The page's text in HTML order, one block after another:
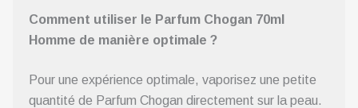
Comment utiliser le Parfum Chogan 70ml
Homme de manière optimale ?
Pour une expérience optimale, vaporisez une petite
quantité de Parfum Chogan directement sur la peau.